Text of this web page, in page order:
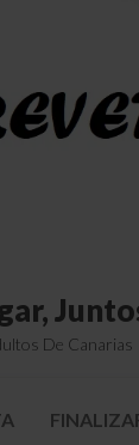
De Canarias